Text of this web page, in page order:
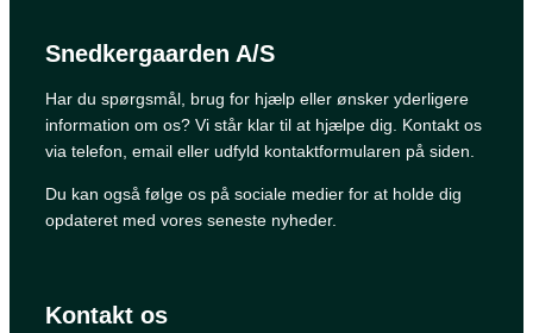
Snedkergaarden A/S
Har du spørgsmål, brug for hjælp eller ønsker yderligere
information om os? Vi står klar til at hjælpe dig. Kontakt os
via telefon, email eller udfyld kontaktformularen på siden.
Du kan også følge os på sociale medier for at holde dig
opdateret med vores seneste nyheder.
Kontakt os